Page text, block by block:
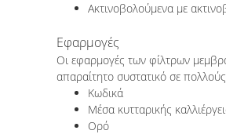
Ακτινοβολούμενα με
Εφαρμογές
Οι εφαρμογές των φίλτρων
απαραίτητο συστατικό σε
Κωδικά
Μέσα κυτταρικής
Ορό